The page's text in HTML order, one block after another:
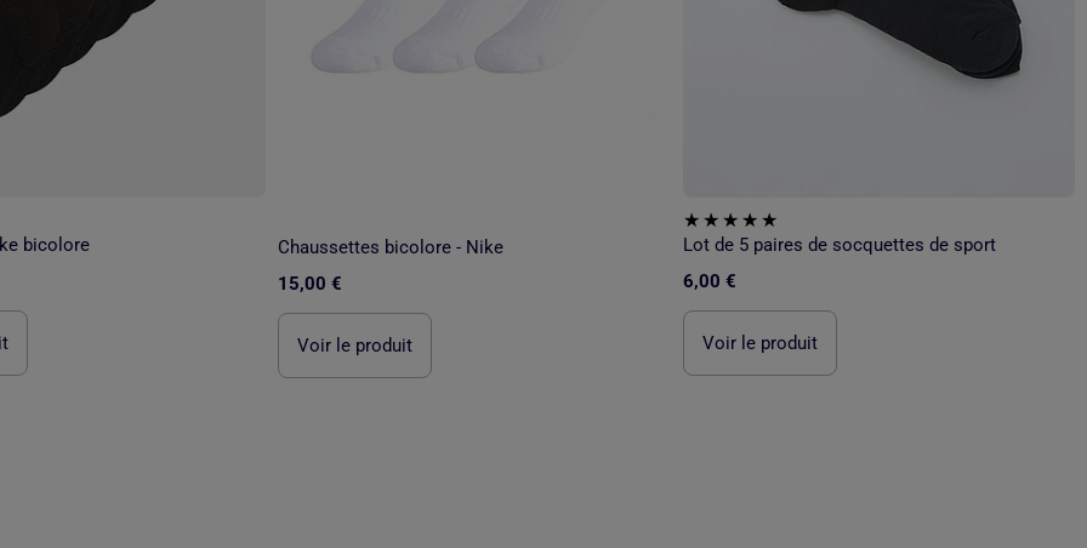
bicolore
Chaussettes bicolore - Nike
15,00 €
Voir le produit
Lot de 5 paires de socquettes de sport
6,00 €
Voir le produit